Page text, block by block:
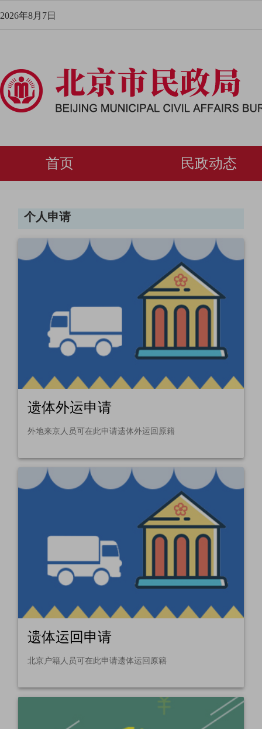
2026年8月7日
首页 民政动态
个人申请
遗体外运申请
外地来京人员可在此申请遗体外运回原籍
遗体运回申请
北京户籍人员可在此申请遗体运回原籍